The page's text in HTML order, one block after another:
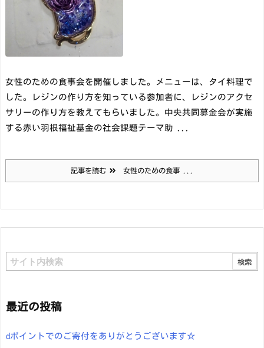
女性のための食事会を開催しました。メニューは、タイ料理で
した。
レジンの作り方を知っている参加者に、レジンのアクセ
サリーの作り方を教えてもらいました。 中央共同募金会が実施
する赤い羽根福祉基金の社会課題テーマ助 ...
記事を読む 女性のための食事 ...
最近の投稿
dポイントでのご寄付をありがとうございます☆